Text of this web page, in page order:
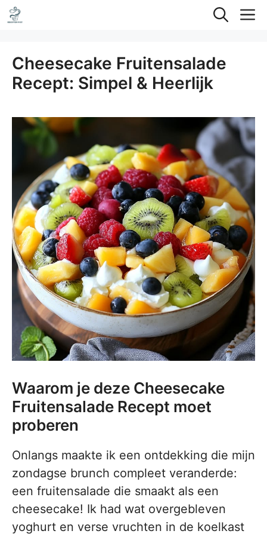
Ga
naar
inhoud
Cheesecake Fruitensalade
Recept: Simpel & Heerlijk
Waarom je deze Cheesecake
Fruitensalade Recept moet
proberen
Onlangs maakte ik een ontdekking die mijn
zondagse brunch compleet veranderde:
een fruitensalade die smaakt als een
cheesecake! Ik had wat overgebleven
yoghurt en verse vruchten in de koelkast